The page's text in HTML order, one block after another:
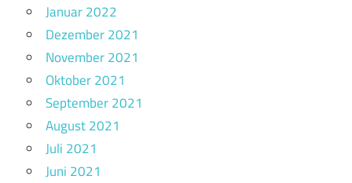
Januar 2022
Dezember 2021
November 2021
Oktober 2021
September 2021
August 2021
Juli 2021
Juni 2021